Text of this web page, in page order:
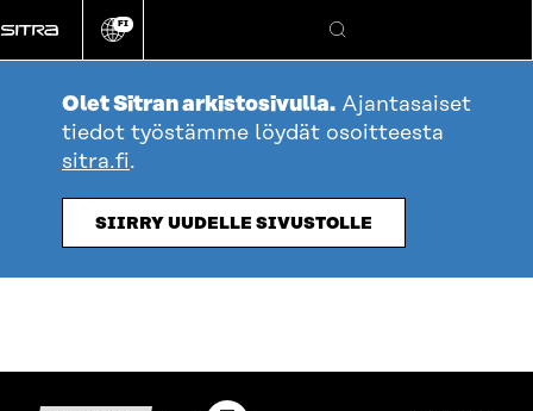
suoraan
sisältöön
Vaihda
kieli
FI
Hae
Olet Sitran arkistosivulla. Ajantasaiset
tiedot työstämme löydät osoitteesta
sitra.fi.
SIIRRY UUDELLE SIVUSTOLLE